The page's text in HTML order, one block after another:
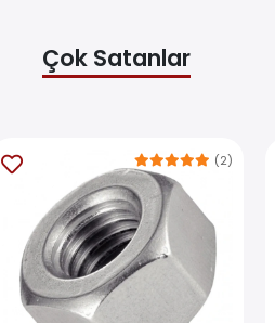
Çok Satanlar
(2)